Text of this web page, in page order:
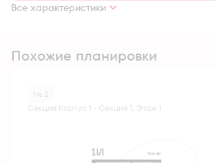
Все характеристики
Похожие планировки
№ 2
Секция Корпус 1 - Секция 1, Этаж 1